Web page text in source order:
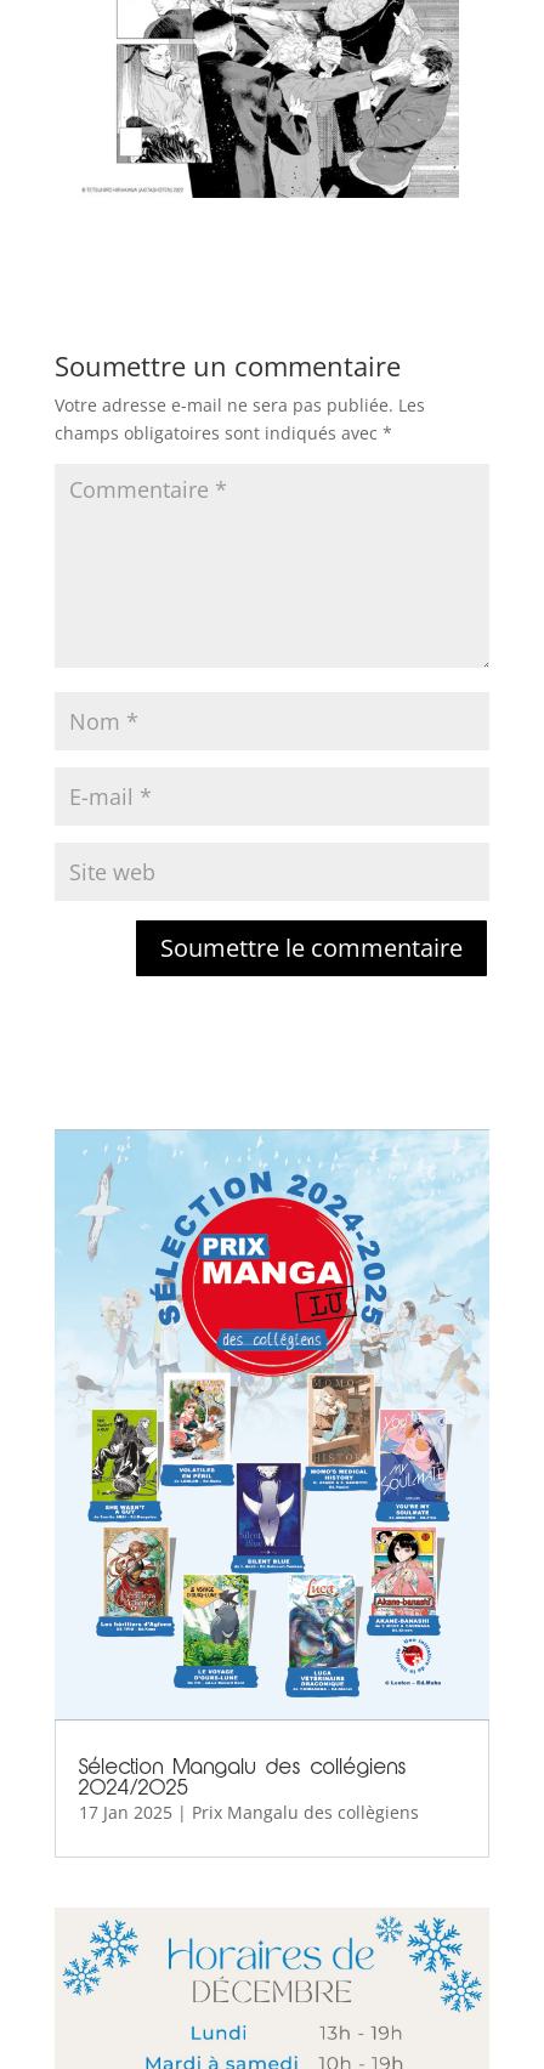
Soumettre un commentaire
Votre adresse e-mail ne sera pas publiée. Les
champs obligatoires sont indiqués avec *
Soumettre le commentaire
Sélection Mangalu des collégiens
2024/2025
17 Jan 2025| Prix Mangalu des collègiens